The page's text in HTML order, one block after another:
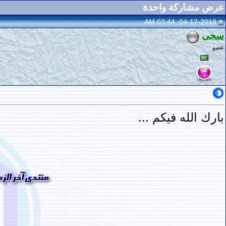
عرض مشاركة واحدة
04-17-2019, 03:44 AM
سجى
عضو
بارك الله فيكم ...